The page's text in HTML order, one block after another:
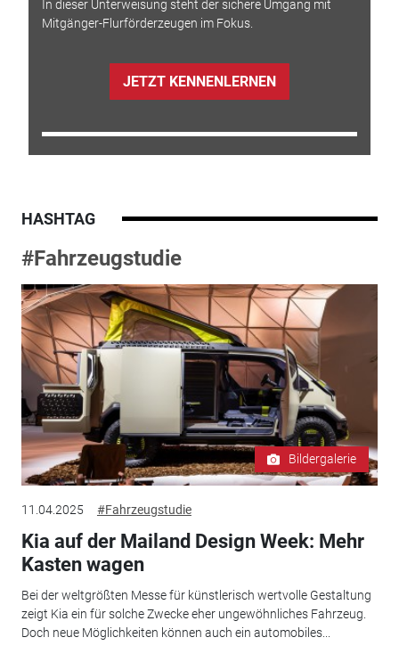
In dieser Unterweisung steht der sichere Umgang mit
Mitgänger-Flurförderzeugen im Fokus.
JETZT KENNENLERNEN
HASHTAG
#Fahrzeugstudie
Bildergalerie
11.04.2025 #Fahrzeugstudie
Kia auf der Mailand Design Week: Mehr
Kasten wagen
Bei der weltgrößten Messe für künstlerisch wertvolle Gestaltung
zeigt Kia ein für solche Zwecke eher ungewöhnliches Fahrzeug.
Doch neue Möglichkeiten können auch ein automobiles...